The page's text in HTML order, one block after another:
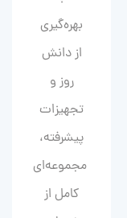
بهره‌گیری
از دانش
روز و
تجهیزات
پیشرفته،
مجموعه‌ای
کامل از